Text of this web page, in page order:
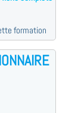
formation